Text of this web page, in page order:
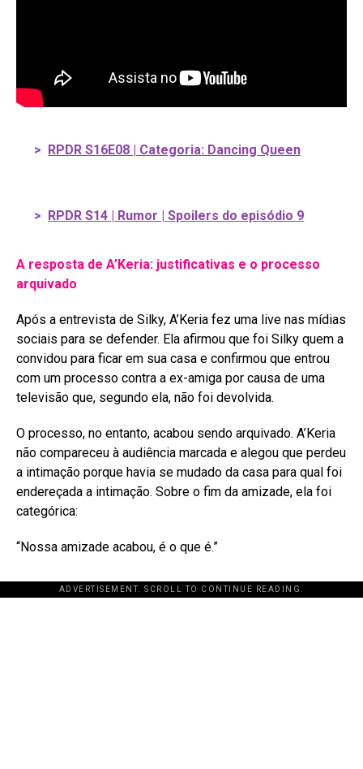
> RPDR S16E08 | Categoria: Dancing Queen
> RPDR S14 | Rumor | Spoilers do episódio 9
A resposta de A’Keria: justificativas e o processo
arquivado
Após a entrevista de Silky, A’Keria fez uma live nas mídias
sociais para se defender. Ela afirmou que foi Silky quem a
convidou para ficar em sua casa e confirmou que entrou
com um processo contra a ex-amiga por causa de uma
televisão que, segundo ela, não foi devolvida.
O processo, no entanto, acabou sendo arquivado. A’Keria
não compareceu à audiência marcada e alegou que perdeu
a intimação porque havia se mudado da casa para qual foi
endereçada a intimação. Sobre o fim da amizade, ela foi
categórica:
“Nossa amizade acabou, é o que é.”
ADVERTISEMENT. SCROLL TO CONTINUE READING.